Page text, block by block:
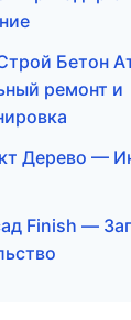
Бетон
ремонт и
Дерево —
Finish —